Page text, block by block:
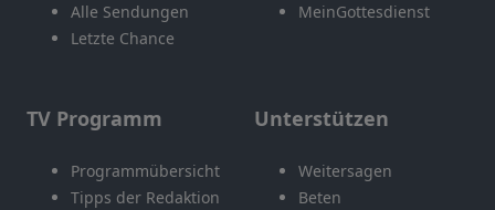
Alle Sendungen
Letzte Chance
MeinGottesdienst
TV Programm
Programmübersicht
Tipps der Redaktion
Unterstützen
Weitersagen
Beten